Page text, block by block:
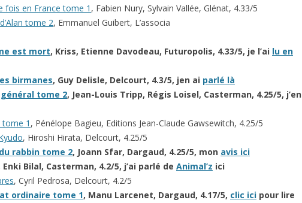
fois en France tome 1 , Fabien Nury, Sylvain Vallée, Glénat, 4.33/5
tome 2, Emmanuel Guibert, L’associa
est mort, Kriss, Etienne Davodeau, Futuropolis, 4.33/5, je l’ai lu en
birmanes, Guy Delisle, Delcourt, 4.3/5, jen ai parlé là
tome 2, Jean-Louis Tripp, Régis Loisel, Casterman, 4.25/5, j’en
tome 1 , Pénélope Bagieu, Editions Jean-Claude Gawsewitch, 4.25/5
, Hiroshi Hirata, Delcourt, 4.25/5
rabbin tome 2, Joann Sfar, Dargaud, 4.25/5, mon avis ici
Enki Bilal, Casterman, 4.2/5, j’ai parlé de Animal’z ici
, Cyril Pedrosa, Delcourt, 4.2/5
ordinaire tome 1, Manu Larcenet, Dargaud, 4.17/5, clic ici pour lire